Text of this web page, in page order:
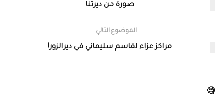
صورة من ديرتنا
الموضوع التالي
مراكز عزاء لقاسم سليماني في ديرالزور!
🧐